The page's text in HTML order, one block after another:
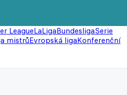
LeagueLaLigaBundesligaSerie
mistrůEvropská ligaKonferenční